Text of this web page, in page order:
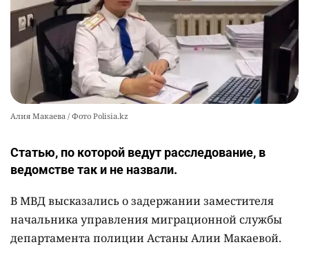
2491 11
Алия Макаева / Фото Polisia.kz
Статью, по которой ведут расследование, в
ведомстве так и не назвали.
В МВД высказались о задержании заместителя
начальника управления миграционной службы
департамента полиции Астаны Алии Макаевой.